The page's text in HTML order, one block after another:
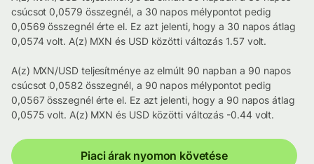
csúcsot 0,0579 összegnél, a 30 napos mélypontot pedig
0,0569 összegnél érte el. Ez azt jelenti, hogy a 30 napos átlag
0,0574 volt. A(z) MXN és USD közötti változás 1.57 volt.
A(z) MXN/USD teljesítménye az elmúlt 90 napban a 90 napos
csúcsot 0,0582 összegnél, a 90 napos mélypontot pedig
0,0567 összegnél érte el. Ez azt jelenti, hogy a 90 napos átlag
0,0575 volt. A(z) MXN és USD közötti változás -0.44 volt.
Piaci árak nyomon követése